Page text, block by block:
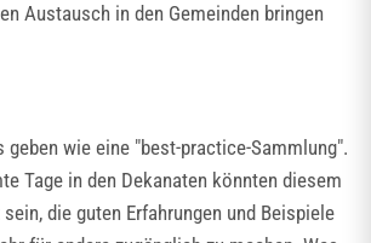
Austausch in den Gemeinden bringen
geben wie eine "best-practice-Sammlung".
Tage in den Dekanaten könnten diesem
die guten Erfahrungen und Beispiele